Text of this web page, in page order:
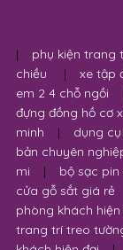
| phụ kiện trang
chiều
| xe tập
em 2 4 chỗ ngồi
đựng đồng hồ cơ
minh
| dụng
bản chuyên
mi
| bộ sạc
cửa gỗ sắt giá rẻ
phòng khách
trang trí treo